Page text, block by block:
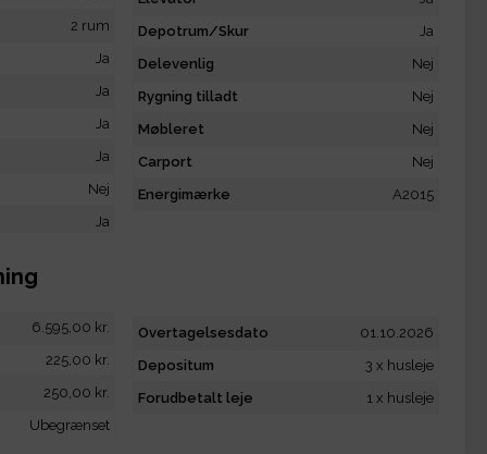
2 rum
Ja
Ja
Ja
Ja
Nej
Ja
Depotrum/Skur
Ja
Delevenlig
Nej
Rygning tilladt
Nej
Møbleret
Nej
Carport
Nej
Energimærke
A2015
6.595,00 kr.
225,00 kr.
250,00 kr.
Ubegrænset
Overtagelsesdato
01.10.2026
Depositum
3 x husleje
Forudbetalt leje
1 x husleje